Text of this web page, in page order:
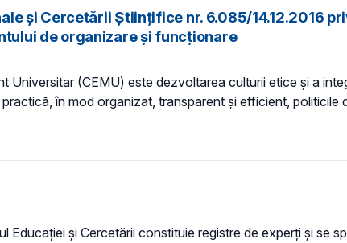
și Cercetării Științifice nr. 6.085/14.12.2016
de organizare și funcționare
Universitar (CEMU) este dezvoltarea culturii etice și a
în mod organizat, transparent și efficient,
Educaţiei și Cercetării constituie registre de experţi şi se